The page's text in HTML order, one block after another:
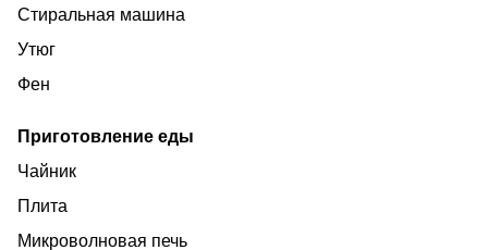
Стиральная машина
Утюг
Фен
Приготовление еды
Чайник
Плита
Микроволновая печь